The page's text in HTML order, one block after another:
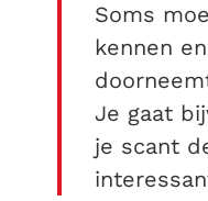
Soms
kennen
Je gaat
je scant